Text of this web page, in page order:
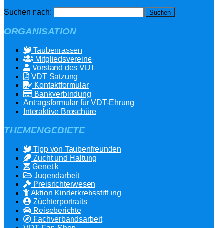
Suchen nach:
ORGANISATION
Taubenrassen
Mitgliedsvereine
Vorstand des VDT
VDT Satzung
Kontaktformular
Bankverbindung
Antragsformular für VDT-Ehrung
Interaktive Broschüre
THEMENGEBIETE
Tipp von Taubenfreunden
Zucht und Haltung
Genetik
Jugendarbeit
Preisrichterwesen
Aktion Kinderkrebsstiftung
Züchterportraits
Reiseberichte
Fachverbandsarbeit